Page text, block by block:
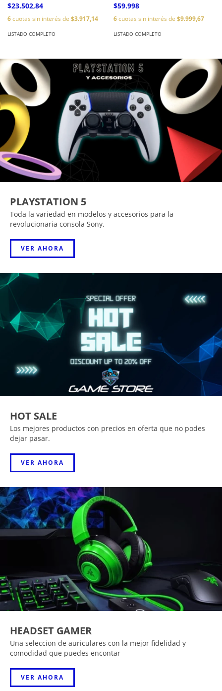
$23.502,84
6cuotas sin interés de $3.917,14
LISTADO COMPLETO
$59.998
6cuotas sin interés de $9.999,67
LISTADO COMPLETO
PLAYSTATION 5
Toda la variedad en modelos y accesorios para la
revolucionaria consola Sony.
VER AHORA
HOT SALE
Los mejores productos con precios en oferta que no podes
dejar pasar.
VER AHORA
HEADSET GAMER
Una seleccion de auriculares con la mejor fidelidad y
comodidad que puedes encontar
VER AHORA